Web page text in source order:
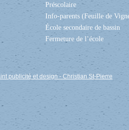
Préscolaire
Info-parents (Feuille de
École secondaire de bassin
Fermeture de l’école
publicité et design - Christian St-Pierre